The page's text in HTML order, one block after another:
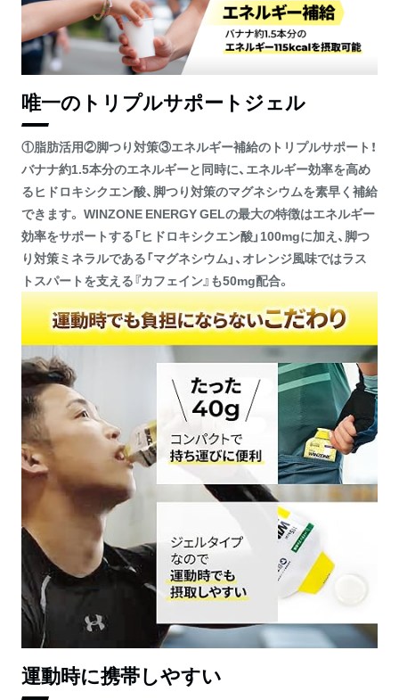
唯一のトリプルサポートジェル
①脂肪活用②脚つり対策③エネルギー補給のトリプルサポート！
バナナ約1.5本分のエネルギーと同時に、エネルギー効率を高め
るヒドロキシクエン酸、脚つり対策のマグネシウムを素早く補給
できます。 WINZONE ENERGY GELの最大の特徴はエネルギー
効率をサポートする「ヒドロキシクエン酸」100mgに加え、脚つ
り対策ミネラルである「マグネシウム」、オレンジ風味ではラス
トスパートを支える『カフェイン』も50mg配合。
運動時に携帯しやすい